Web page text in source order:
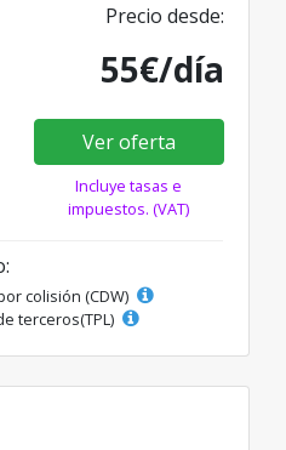
Precio desde:
55€/día
Ver oferta
Incluye tasas e
impuestos. (VAT)
colisión (CDW)
terceros(TPL)